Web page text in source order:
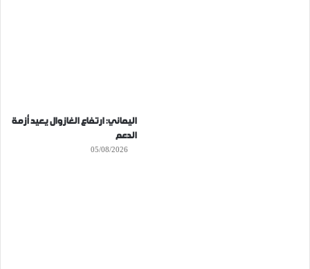
اليماني: ارتفاع الغازوال يعيد أزمة
الدعم
05/08/2026